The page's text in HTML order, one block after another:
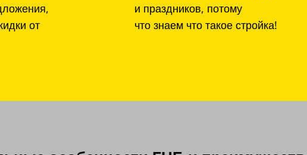
от
и праздников, потому
что знаем что такое стройка!